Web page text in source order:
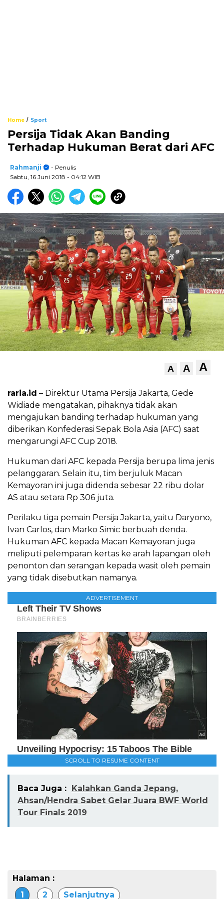
Home / Sport
Persija Tidak Akan Banding
Terhadap Hukuman Berat dari AFC
Rahmanji
- Penulis
Sabtu, 16 Juni 2018 - 04:12 WIB
A A A
raria.id – Direktur Utama Persija Jakarta, Gede
Widiade mengatakan, pihaknya tidak akan
mengajukan banding terhadap hukuman yang
diberikan Konfederasi Sepak Bola Asia (AFC) saat
mengarungi AFC Cup 2018.
Hukuman dari AFC kepada Persija berupa lima jenis
pelanggaran. Selain itu, tim berjuluk Macan
Kemayoran ini juga didenda sebesar 22 ribu dolar
AS atau setara Rp 306 juta.
Perilaku tiga pemain Persija Jakarta, yaitu Daryono,
Ivan Carlos, dan Marko Simic berbuah denda.
Hukuman AFC kepada Macan Kemayoran juga
meliputi pelemparan kertas ke arah lapangan oleh
penonton dan serangan kepada wasit oleh pemain
yang tidak disebutkan namanya.
ADVERTISEMENT
SCROLL TO RESUME CONTENT
Baca Juga : Kalahkan Ganda Jepang,
Ahsan/Hendra Sabet Gelar Juara BWF World
Tour Finals 2019
Halaman :
1
2 Selanjutnya